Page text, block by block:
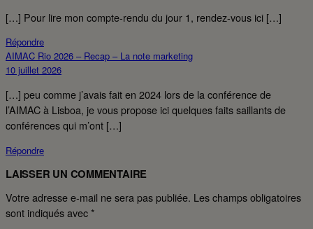
[…] Pour lire mon compte-rendu du jour 1, rendez-vous ici […]
Répondre
AIMAC Rio 2026 – Recap – La note marketing
10 juillet 2026
[…] peu comme j’avais fait en 2024 lors de la conférence de
l’AIMAC à Lisboa, je vous propose ici quelques faits saillants de
conférences qui m’ont […]
Répondre
LAISSER UN COMMENTAIRE
Votre adresse e-mail ne sera pas publiée. Les champs obligatoires
sont indiqués avec*